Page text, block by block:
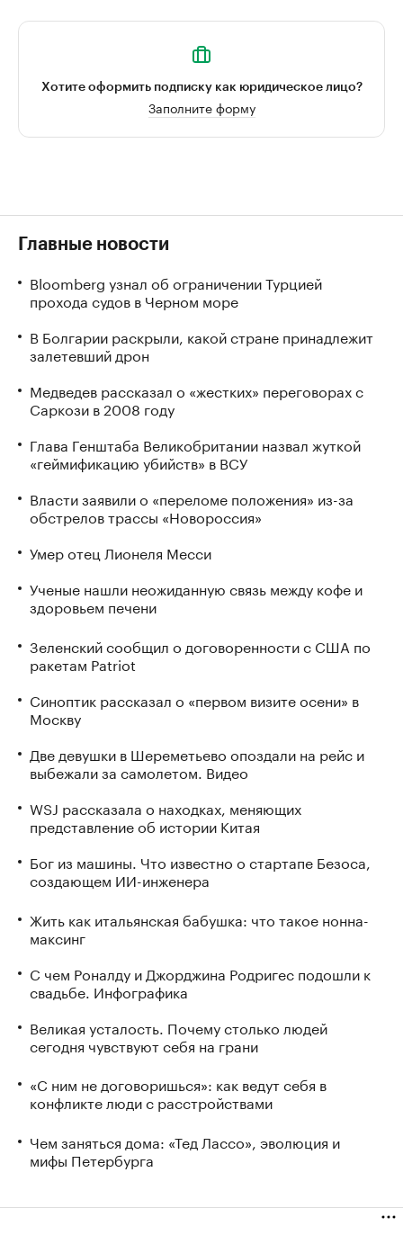
Хотите оформить подписку как юридическое лицо?
Заполните форму
Главные новости
Bloomberg узнал об ограничении Турцией
прохода судов в Черном море
В Болгарии раскрыли, какой стране принадлежит
залетевший дрон
Медведев рассказал о «жестких» переговорах с
Саркози в 2008 году
Глава Генштаба Великобритании назвал жуткой
«геймификацию убийств» в ВСУ
Власти заявили о «переломе положения» из-за
обстрелов трассы «Новороссия»
Умер отец Лионеля Месси
Ученые нашли неожиданную связь между кофе и
здоровьем печени
Зеленский сообщил о договоренности с США по
ракетам Patriot
Синоптик рассказал о «первом визите осени» в
Москву
Две девушки в Шереметьево опоздали на рейс и
выбежали за самолетом. Видео
WSJ рассказала о находках, меняющих
представление об истории Китая
Бог из машины. Что известно о стартапе Безоса,
создающем ИИ-инженера
Жить как итальянская бабушка: что такое нонна-
максинг
С чем Роналду и Джорджина Родригес подошли к
свадьбе. Инфографика
Великая усталость. Почему столько людей
сегодня чувствуют себя на грани
«С ним не договоришься»: как ведут себя в
конфликте люди с расстройствами
Чем заняться дома: «Тед Лассо», эволюция и
мифы Петербурга